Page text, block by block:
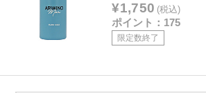
¥1,750 (税込)
ポイント：175
限定数終了